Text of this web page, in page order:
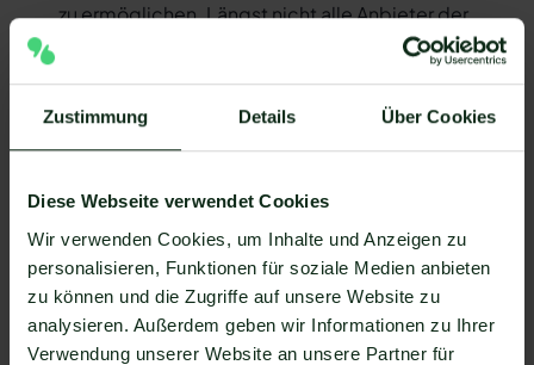
Zustimmung Details Über Cookies
Diese Webseite verwendet Cookies
Wir verwenden Cookies, um Inhalte und Anzeigen zu
personalisieren, Funktionen für soziale Medien anbieten
zu können und die Zugriffe auf unsere Website zu
analysieren. Außerdem geben wir Informationen zu Ihrer
Verwendung unserer Website an unsere Partner für
zu ermöglichen. Längst nicht alle Anbieter der
WhatsApp API sind in der Lage, eine Integration
von actiTIME und WhatsApp zu ermöglichen. Mit
Mateo stehen Ihnen dank der Zapier Integration
über 6.000 Apps zur Verfügung, die Sie mit
WhatsApp verbinden können. Darunter ist
Da der Einrichtungsprozess der Integration je nach
dem Anbieter der WhatsApp API Schnittstelle
differenziert, gibt es keine allgemein gültige
Anleitung. Wir zeigen Ihnen im Folgenden, wie die
Einrichtung der Integration von actiTIME und